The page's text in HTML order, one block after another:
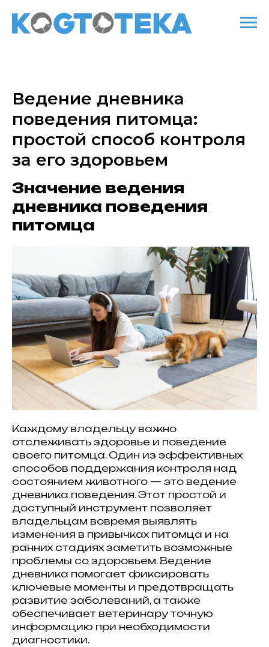
Ведение дневника
поведения питомца:
простой способ контроля
за его здоровьем
Значение ведения
дневника поведения
питомца
Каждому владельцу важно
отслеживать здоровье и поведение
своего питомца. Один из эффективных
способов поддержания контроля над
состоянием животного — это ведение
дневника поведения. Этот простой и
доступный инструмент позволяет
владельцам вовремя выявлять
изменения в привычках питомца и на
ранних стадиях заметить возможные
проблемы со здоровьем. Ведение
дневника помогает фиксировать
ключевые моменты и предотвращать
развитие заболеваний, а также
обеспечивает ветеринару точную
информацию при необходимости
диагностики.